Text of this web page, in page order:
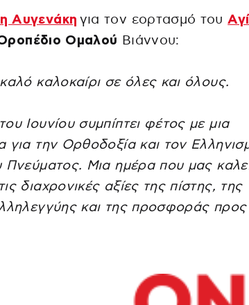
Αυγενάκη για τον εορτασμό του
Ομαλού Βιάννου:
καλοκαίρι σε όλες και όλους.
Ιουνίου συμπίπτει φέτος με μια
για την Ορθοδοξία και τον
Πνεύματος. Μια ημέρα που μας
διαχρονικές αξίες της πίστης, της
και της προσφοράς προς